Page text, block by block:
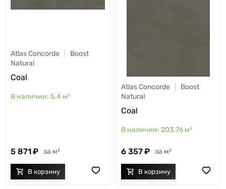
Atlas Concorde
Boost
Natural
Coal
5.4 м²
5 871 м²
Atlas Concorde
Boost
Natural
Coal
203.76 м²
6 357 м²